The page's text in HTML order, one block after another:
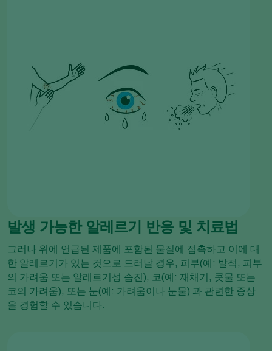
발생 가능한 알레르기 반응 및 치료법
그러나 위에 언급된 제품에 포함된 물질에 접촉하고 이에 대
한 알레르기가 있는 것으로 드러날 경우, 피부(예: 발적, 피부
의 가려움 또는 알레르기성 습진), 코(예: 재채기, 콧물 또는
코의 가려움), 또는 눈(예: 가려움이나 눈물) 과 관련한 증상
을 경험할 수 있습니다.